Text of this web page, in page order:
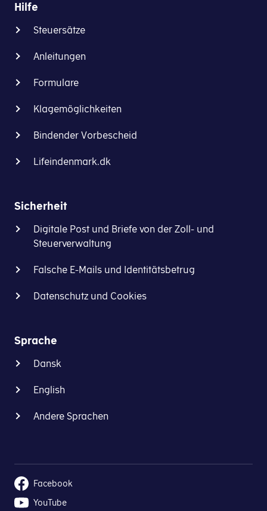
Hilfe
Steuersätze
Anleitungen
Formulare
Klagemöglichkeiten
Bindender Vorbescheid
Lifeindenmark.dk
Sicherheit
Digitale Post und Briefe von der Zoll- und
Steuerverwaltung
Falsche E-Mails und Identitätsbetrug
Datenschutz und Cookies
Sprache
Dansk
English
Andere Sprachen
Facebook
YouTube